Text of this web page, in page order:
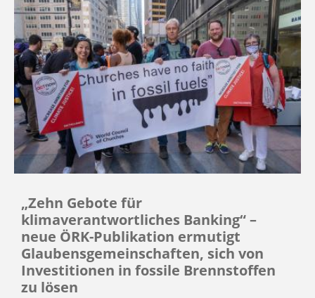
„Zehn Gebote für
klimaverantwortliches Banking“ –
neue ÖRK-Publikation ermutigt
Glaubensgemeinschaften, sich von
Investitionen in fossile Brennstoffen
zu lösen